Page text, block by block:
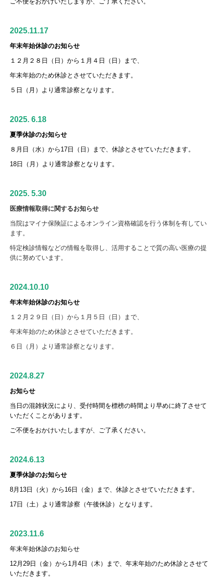
2025.11.17
年末年始休診のお知らせ
１２月２８日（日）から１月４日（日）まで、
年末年始のため休診とさせていただきます。
５日（月）より通常診察となります。
2025. 6.18
夏季休診のお知らせ
８月日（水）から17日（日）まで、休診とさせていただきます。
18日（月）より通常診察となります。
2025. 5.30
医療情報取得に関するお知らせ
当院はマイナ保険証によるオンライン資格確認を行う体制を有してい
ます。
特定検診情報などの情報を取得し、活用することで質の高い医療の提
供に努めています。
2024.10.10
年末年始休診のお知らせ
１２月２９日（日）から１月５日（日）まで、
年末年始のため休診とさせていただきます。
６日（月）より通常診察となります。
2024.8.27
お知らせ
当日の混雑状況により、受付時間を標榜の時間より早めに終了させて
いただくことがあります。
ご不便をおかけいたしますが、ご了承ください。
2024.6.13
夏季休診のお知らせ
8月13日（火）から16日（金）まで、休診とさせていただきます。
17日（土）より通常診察（午後休診）となります。
2023.11.6
年末年始休診のお知 らせ
12月29日（金）から1月4日（木）まで、年末年始のため休診とさせて
いただきます。